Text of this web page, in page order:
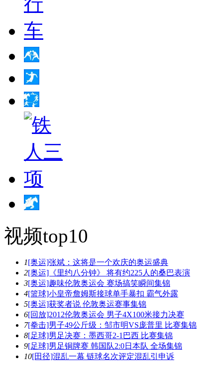
视频top10
1[奥运]张斌：这将是一个欢庆的奥运盛典
2[奥运]《里约八分钟》 将有约225人的桑巴表演
3[奥运]趣味伦敦奥运会 赛场搞笑瞬间集锦
4[篮球]小皇帝詹姆斯接球单手暴扣 霸气外露
5[奥运]获奖者说 伦敦奥运赛事集锦
6[回放]2012伦敦奥运会 男子4X100米接力决赛
7[拳击]男子49公斤级：邹市明VS庞普里 比赛集锦
8[足球]男足决赛：墨西哥2-1巴西 比赛集锦
9[足球]男足铜牌赛 韩国队2:0日本队 全场集锦
10[田径]混乱一幕 链球名次评定混乱引申诉